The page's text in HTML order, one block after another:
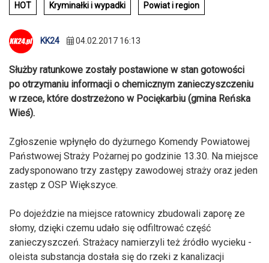
HOT Kryminałki i wypadki Powiat i region
KK24 04.02.2017 16:13
Służby ratunkowe zostały postawione w stan gotowości
po otrzymaniu informacji o chemicznym zanieczyszczeniu
w rzece, które dostrzeżono w Pociękarbiu (gmina Reńska
Wieś).
Zgłoszenie wpłynęło do dyżurnego Komendy Powiatowej
Państwowej Straży Pożarnej po godzinie 13.30. Na miejsce
zadysponowano trzy zastępy zawodowej straży oraz jeden
zastęp z OSP Większyce.
Po dojeździe na miejsce ratownicy zbudowali zaporę ze
słomy, dzięki czemu udało się odfiltrować część
zanieczyszczeń. Strażacy namierzyli też źródło wycieku -
oleista substancja dostała się do rzeki z kanalizacji